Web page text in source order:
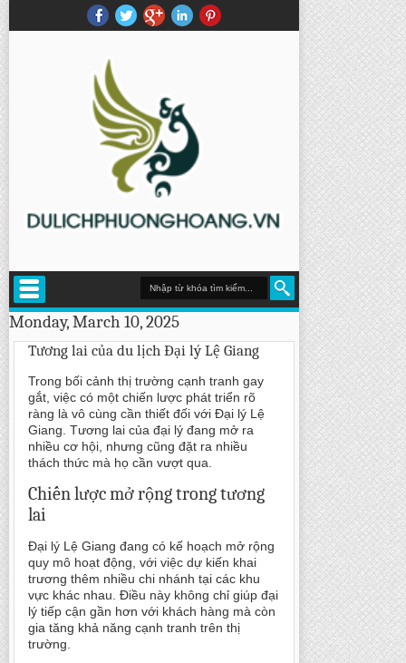
Monday, March 10, 2025
Tương lai của du lịch Đại lý Lệ Giang
Trong bối cảnh thị trường cạnh tranh gay
gắt, việc có một chiến lược phát triển rõ
ràng là vô cùng cần thiết đối với Đại lý Lệ
Giang. Tương lai của đại lý đang mở ra
nhiều cơ hội, nhưng cũng đặt ra nhiều
thách thức mà họ cần vượt qua.
Chiến lược mở rộng trong tương
lai
Đại lý Lệ Giang đang có kế hoạch mở rộng
quy mô hoạt động, với việc dự kiến khai
trương thêm nhiều chi nhánh tại các khu
vực khác nhau. Điều này không chỉ giúp đại
lý tiếp cận gần hơn với khách hàng mà còn
gia tăng khả năng cạnh tranh trên thị
trường.